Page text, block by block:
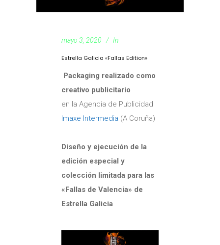
mayo 3, 2020 In
Estrella Galicia «Fallas Edition»
Packaging realizado como
creativo publicitario
en la Agencia de Publicidad
Imaxe Intermedia (A Coruña)
Diseño y ejecución de la
edición especial y
colección limitada para las
«Fallas de Valencia» de
Estrella Galicia